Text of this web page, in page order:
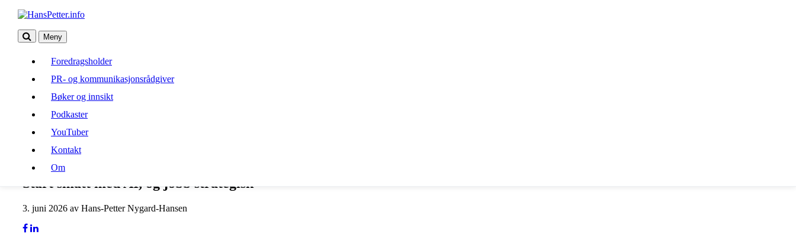
Meny
Foredragsholder
PR- og kommunikasjonsrådgiver
Bøker og innsikt
Podkaster
YouTuber
Kontakt
Om
Foredragsholder
PR- og kommunikasjonsrådgiver
Bøker og innsikt
YouTuber
Kontakt
Start smått med AI, og jobb strategisk
3. juni 2026 av Hans-Petter Nygard-Hansen